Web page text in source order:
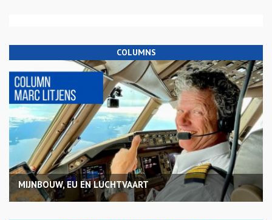
COLUMNS
MIJNBOUW, EU EN LUCHTVAART